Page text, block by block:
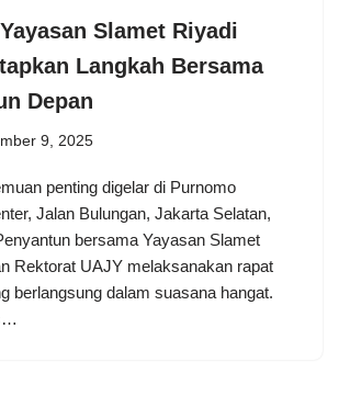
Slamet Riyadi
Langkah Bersama
Depan
9, 2025
penting digelar di Purnomo
Jalan Bulungan, Jakarta Selatan,
bersama Yayasan Slamet
Rektorat UAJY melaksanakan rapat
berlangsung dalam suasana hangat.